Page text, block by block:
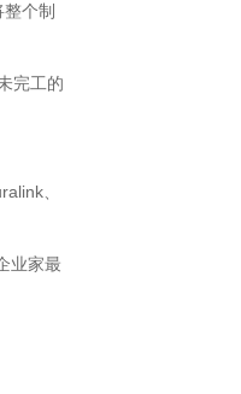
个制
完工的
、
业家最